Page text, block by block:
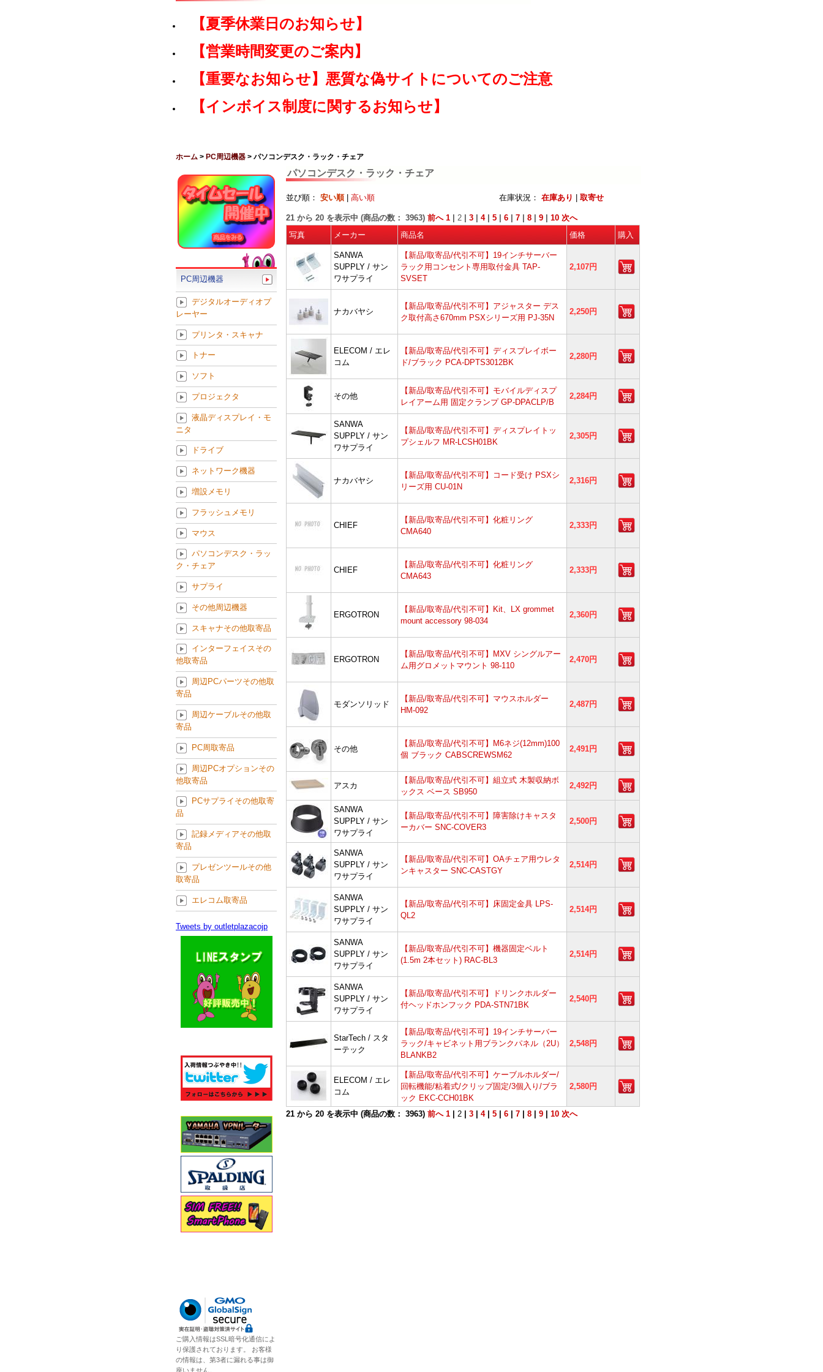
【夏季休業日のお知らせ】
【営業時間変更のご案内】
【重要なお知らせ】悪質な偽サイトについてのご注意
【インボイス制度に関するお知らせ】
ホーム > PC周辺機器 > パソコンデスク・ラック・チェア
パソコンデスク・ラック・チェア
並び順： 安い順| 高い順 在庫状況： 在庫あり 取寄せ
21 から 20 を表示中 (商品の数： 3963) 前へ 1 2 3 4| 5 6 7 8 9 10 次へ
写真
メーカー 商品名 価格 購入
SANWA
SUPPLY / サン
ワサプライ
【新品/取寄品/代引不可】19インチサーバー
ラック用コンセント専用取付金具 TAP-
SVSET
2,107円
ナカバヤシ
【新品/取寄品/代引不可】アジャスター デス
ク取付高さ670mm PSXシリーズ用 PJ-35N
2,250円
ELECOM / エレ
コム
【新品/取寄品/代引不可】ディスプレイボー
ド/ブラック PCA-DPTS3012BK
2,280円
その他
【新品/取寄品/代引不可】モバイルディスプ
レイアーム用 固定クランプ GP-DPACLP/B
2,284円
SANWA
SUPPLY / サン
ワサプライ
【新品/取寄品/代引不可】ディスプレイトッ
プシェルフ MR-LCSH01BK
2,305円
ナカバヤシ
【新品/取寄品/代引不可】コード受け PSXシ
リーズ用 CU-01N
2,316円
CHIEF
【新品/取寄品/代引不可】化粧リング
CMA640
2,333円
CHIEF
【新品/取寄品/代引不可】化粧リング
CMA643
2,333円
ERGOTRON
【新品/取寄品/代引不可】Kit、LX grommet
mount accessory 98-034
2,360円
ERGOTRON
【新品/取寄品/代引不可】MXV シングルアー
ム用グロメットマウント 98-110
2,470円
モダンソリッド
【新品/取寄品/代引不可】マウスホルダー
HM-092
2,487円
その他
【新品/取寄品/代引不可】M6ネジ(12mm)100
個 ブラック CABSCREWSM62
2,491円
アスカ
【新品/取寄品/代引不可】組立式 木製収納ボ
ックス ベース SB950
2,492円
SANWA
SUPPLY / サン
ワサプライ
【新品/取寄品/代引不可】障害除けキャスタ
ーカバー SNC-COVER3
2,500円
SANWA
SUPPLY / サン
ワサプライ
【新品/取寄品/代引不可】OAチェア用ウレタ
ンキャスター SNC-CASTGY
2,514円
SANWA
SUPPLY / サン
ワサプライ
【新品/取寄品/代引不可】床固定金具 LPS-
QL2
2,514円
SANWA
SUPPLY / サン
ワサプライ
【新品/取寄品/代引不可】機器固定ベルト
(1.5m 2本セット) RAC-BL3
2,514円
SANWA
SUPPLY / サン
ワサプライ
【新品/取寄品/代引不可】ドリンクホルダー
付ヘッドホンフック PDA-STN71BK
2,540円
StarTech / スタ
ーテック
【新品/取寄品/代引不可】19インチサーバー
ラック/キャビネット用ブランクパネル（2U）
BLANKB2
2,548円
ELECOM / エレ
コム
【新品/取寄品/代引不可】ケーブルホルダー/
回転機能/粘着式/クリップ固定/3個入り/ブラ
ック EKC-CCH01BK
2,580円
21 から 20 を表示中 (商品の数： 3963) 前へ 1 2 3 4| 5 6 7 8 9 10 次へ
PC周辺機器
デジタルオーディオプ
レーヤー
プリンタ・スキャナ
トナー
ソフト
プロジェクタ
液晶ディスプレイ・モ
ニタ
ドライブ
ネットワーク機器
増設メモリ
フラッシュメモリ
マウス
パソコンデスク・ラッ
ク・チェア
サプライ
その他周辺機器
スキャナその他取寄品
インターフェイスその
他取寄品
周辺PCパーツその他取
寄品
周辺ケーブルその他取
寄品
PC周取寄品
周辺PCオプションその
他取寄品
PCサプライその他取寄
品
記録メディアその他取
寄品
プレゼンツールその他
取寄品
エレコム取寄品
Tweets by outletplazacojp
ご購入情報はSSL暗号化通信によ
り保護されております。 お客様
の情報は、第3者に漏れる事は御
座いません。